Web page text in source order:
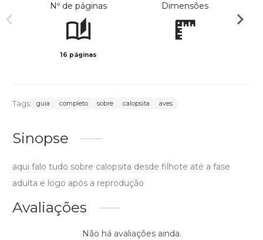
Nº de páginas
16 páginas
Dimensões
Tags: guia completo sobre calopsita aves
Sinopse
aqui falo tudo sobre calopsita desde filhote até a fase
adulta e logo após a reprodução
Avaliações
Não há avaliações ainda.